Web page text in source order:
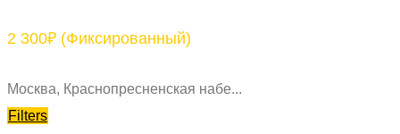
2 300₽ (Фиксированный)
Москва, Краснопресненская набе...
Filters